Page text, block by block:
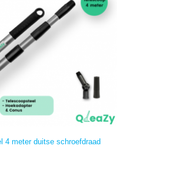
4 meter duitse schroefdraad